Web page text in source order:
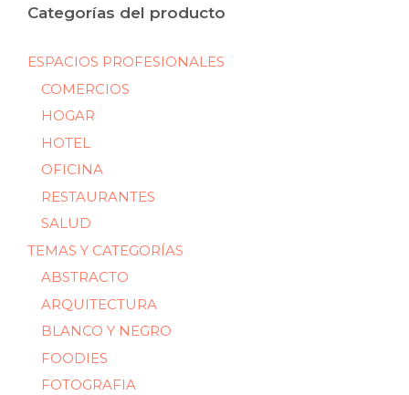
Categorías del producto
ESPACIOS PROFESIONALES
COMERCIOS
HOGAR
HOTEL
OFICINA
RESTAURANTES
SALUD
TEMAS Y CATEGORÍAS
ABSTRACTO
ARQUITECTURA
BLANCO Y NEGRO
FOODIES
FOTOGRAFIA